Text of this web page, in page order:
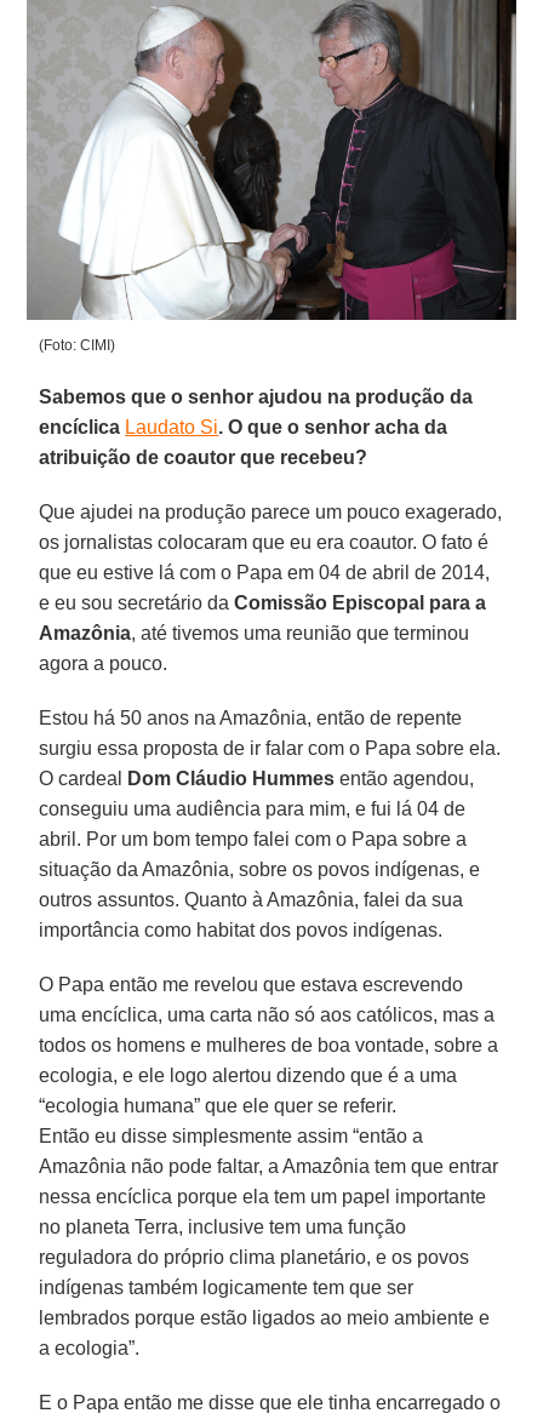
(Foto: CIMI)
Sabemos que o senhor ajudou na produção da
encíclica Laudato Si. O que o senhor acha da
atribuição de coautor que recebeu?
Que ajudei na produção parece um pouco exagerado,
os jornalistas colocaram que eu era coautor. O fato é
que eu estive lá com o Papa em 04 de abril de 2014,
e eu sou secretário daComissão Episcopal para a
Amazônia, até tivemos uma reunião que terminou
agora a pouco.
Estou há 50 anos na Amazônia, então de repente
surgiu essa proposta de ir falar com o Papa sobre ela.
O cardeal
Dom Cláudio Hummes então agendou,
conseguiu uma audiência para mim, e fui lá 04 de
abril. Por um bom tempo falei com o Papa sobre a
situação da Amazônia, sobre os povos indígenas, e
outros assuntos. Quanto à Amazônia, falei da sua
importância como habitat dos povos indígenas.
O Papa então me revelou que estava escrevendo
uma encíclica, uma carta não só aos católicos, mas a
todos os homens e mulheres de boa vontade, sobre a
ecologia, e ele logo alertou dizendo que é a uma
“ecologia humana” que ele quer se referir.
Então eu disse simplesmente assim “então a
Amazônia não pode faltar, a Amazônia tem que entrar
nessa encíclica porque ela tem um papel importante
no planeta Terra, inclusive tem uma função
reguladora do próprio clima planetário, e os povos
indígenas também logicamente tem que ser
lembrados porque estão ligados ao meio ambiente e
a ecologia”.
E o Papa então me disse que ele tinha encarregado o